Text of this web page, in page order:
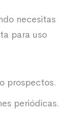
necesitas
para uso
prospectos.
periódicas.